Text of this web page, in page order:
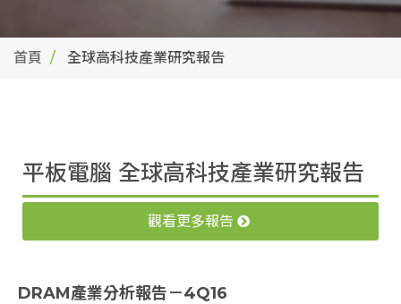
首頁 全球高科技產業研究報告
平板電腦 全球高科技產業研究報告
觀看更多報告
DRAM產業分析報告－4Q16